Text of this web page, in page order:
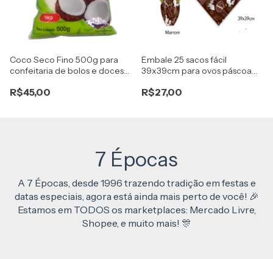
Coco Seco Fino 500g para
confeitaria de bolos e doces
R$45,00
Embale 25 sacos fácil
39x39cm para ovos páscoa
R$27,00
7 Épocas
A 7 Épocas, desde 1996 trazendo tradição em festas e
datas especiais, agora está ainda mais perto de você! 🎉
Estamos em TODOS os marketplaces: Mercado Livre,
Shopee, e muito mais! 🎊